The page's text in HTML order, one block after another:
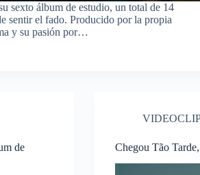
sexto álbum de estudio, un total de 14
sentir el fado. Producido por la propia
y su pasión por…
de
Chegou Tão